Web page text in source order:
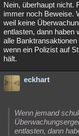
Nein, überhaupt nicht.
immer noch Beweise.
weil keine
entlasten, dann haben
alle
wenn ein Polizist auf
hält.
eckhart
Wenn jemand
entlasten, dann